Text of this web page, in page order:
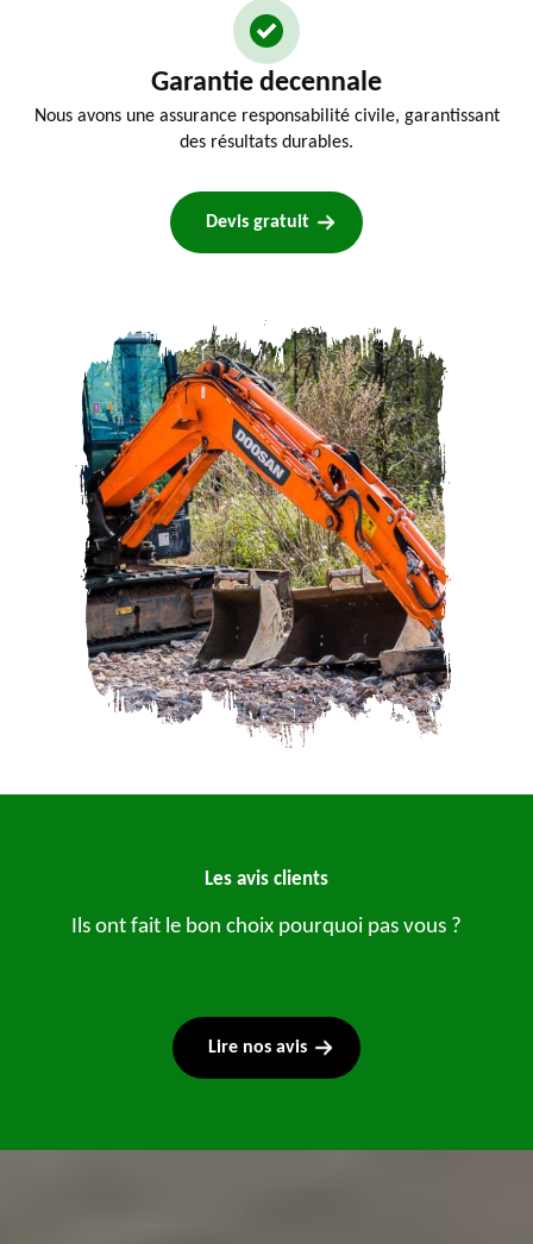
Garantie decennale
Nous avons une assurance responsabilité civile, garantissant
des résultats durables.
Devis gratuit
Les avis clients
Ils ont fait le bon choix pourquoi pas vous ?
Lire nos avis